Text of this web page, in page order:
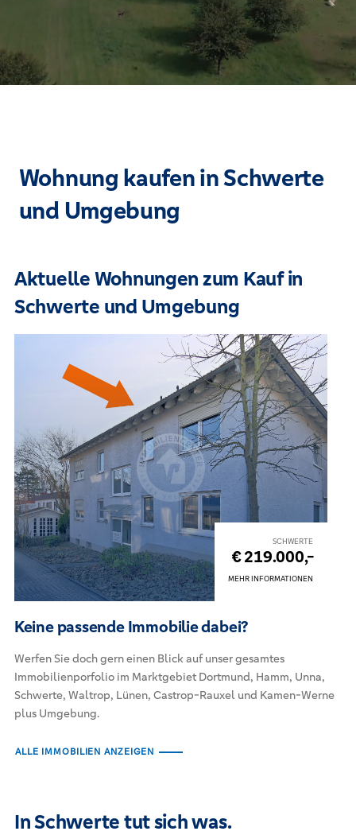
Wohnung kaufen in Schwerte
und Umgebung
Aktuelle Wohnungen zum Kauf in
Schwerte und Umgebung
SCHWERTE
€ 219.000,-
MEHR INFORMATIONEN
Keine passende Immobilie dabei?
Werfen Sie doch gern einen Blick auf unser gesamtes
Immobilienporfolio im Marktgebiet Dortmund, Hamm, Unna,
Schwerte, Waltrop, Lünen, Castrop-Rauxel und Kamen-Werne
plus Umgebung.
ALLE IMMOBILIEN ANZEIGEN
In Schwerte tut sich was.